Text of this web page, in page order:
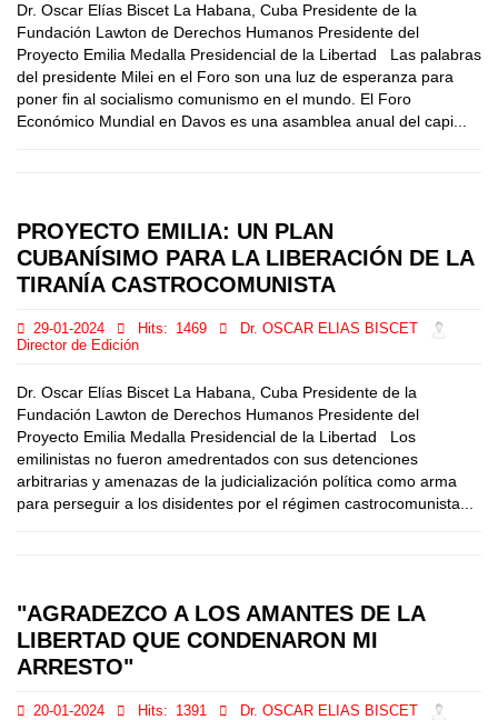
Dr. Oscar Elías Biscet La Habana, Cuba Presidente de la
Fundación Lawton de Derechos Humanos Presidente del
Proyecto Emilia Medalla Presidencial de la Libertad Las palabras
del presidente Milei en el Foro son una luz de esperanza para
poner fin al socialismo comunismo en el mundo. El Foro
Económico Mundial en Davos es una asamblea anual del capi...
PROYECTO EMILIA: UN PLAN
CUBANÍSIMO PARA LA LIBERACIÓN DE LA
TIRANÍA CASTROCOMUNISTA
29-01-2024 Hits: 1469
Dr. OSCAR ELIAS BISCET
Director de Edición
Dr. Oscar Elías Biscet La Habana, Cuba Presidente de la
Fundación Lawton de Derechos Humanos Presidente del
Proyecto Emilia Medalla Presidencial de la Libertad Los
emilinistas no fueron amedrentados con sus detenciones
arbitrarias y amenazas de la judicialización política como arma
para perseguir a los disidentes por el régimen castrocomunista...
"AGRADEZCO A LOS AMANTES DE LA
LIBERTAD QUE CONDENARON MI
ARRESTO"
20-01-2024 Hits: 1391
Dr. OSCAR ELIAS BISCET